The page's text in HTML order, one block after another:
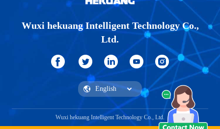
Wuxi hekuang Intelligent Technology Co.,
Ltd.
Wuxi hekuang Intelligent Technology Co., Ltd.